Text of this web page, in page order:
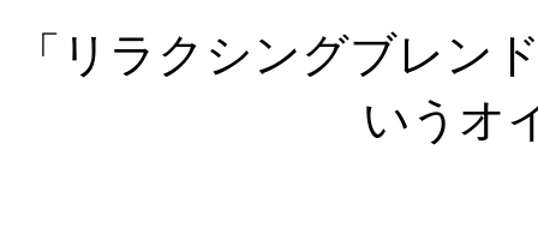
「リラクシングブレン
いうオ